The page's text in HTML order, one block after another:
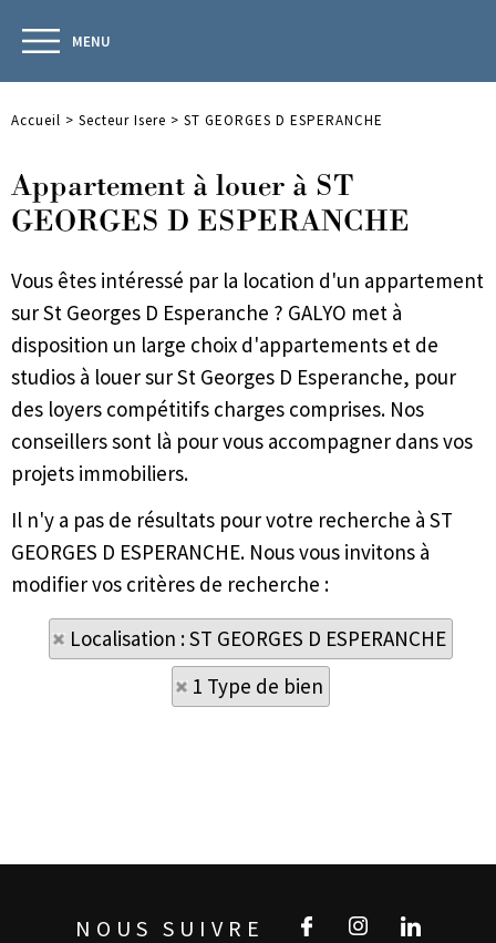
MENU
Accueil > Secteur Isere > ST GEORGES D ESPERANCHE
Appartement à louer à ST
GEORGES D ESPERANCHE
Vous êtes intéressé par la location d'un appartement
sur St Georges D Esperanche ? GALYO met à
disposition un large choix d'appartements et de
studios à louer sur St Georges D Esperanche, pour
des loyers compétitifs charges comprises. Nos
conseillers sont là pour vous accompagner dans vos
projets immobiliers.
Il n'y a pas de résultats pour votre recherche à ST
GEORGES D ESPERANCHE. Nous vous invitons à
modifier vos critères de recherche :
Localisation : ST GEORGES D ESPERANCHE
1 Type de bien
NOUS SUIVRE